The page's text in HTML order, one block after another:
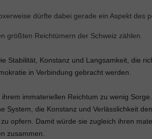
dürfte dabei gerade ein Aspekt des
größten Reichtümern der Schweiz zählen.
Stabilität, Konstanz und Langsamkeit, die
in Verbindung gebracht werden.
immateriellen Reichtum zu wenig
System, die Konstanz und Verlässlichkeit
opfern. Damit würde sie zugleich ihren
zusammen.